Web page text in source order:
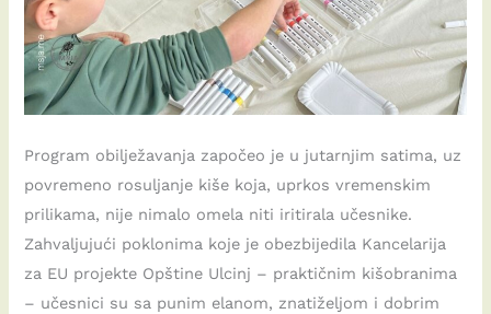
Program obilježavanja započeo je u jutarnjim satima, uz
povremeno rosuljanje kiše koja, uprkos vremenskim
prilikama, nije nimalo omela niti iritirala učesnike.
Zahvaljujući poklonima koje je obezbijedila Kancelarija
za EU projekte Opštine Ulcinj – praktičnim kišobranima
– učesnici su sa punim elanom, znatiželjom i dobrim